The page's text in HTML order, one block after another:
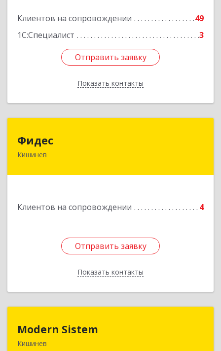
Клиентов на сопровождении
49
1С:Специалист
3
Отправить заявку
Показать контакты
Отправить заявку
Назад
Фидес
Кишинев
Клиентов на сопровождении 4
Отправить заявку
Показать контакты
МОЛДОВА, РЕСПУБЛИКА , MD-2008, г.Кишинев,
Отправить заявку
Назад
Modern Sistem
Кишинев
МОЛДОВА, РЕСПУБЛИКА , MD-2004, г. Кишинев,